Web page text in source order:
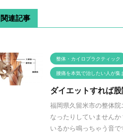
関連記事
整体・カイロプラクティック
腰痛を本気で治したい人が集
ダイエットすれば
福岡県久留米市の整体
なったりしていません
いるから鳴っちゃう音